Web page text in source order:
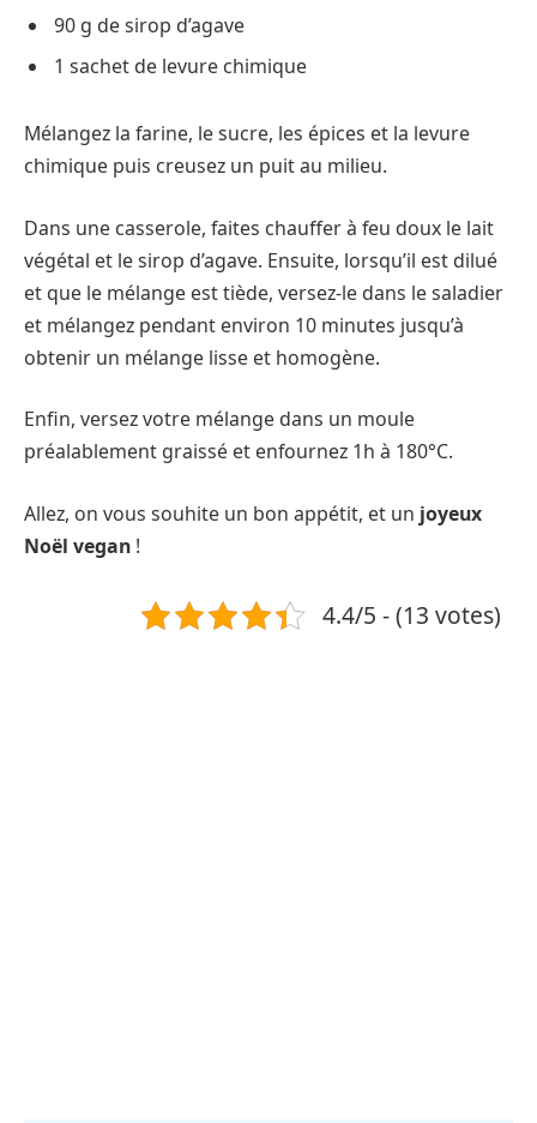
90 g de sirop d’agave
1 sachet de levure chimique
Mélangez la farine, le sucre, les épices et la levure
chimique puis creusez un puit au milieu.
Dans une casserole, faites chauffer à feu doux le lait
végétal et le sirop d’agave. Ensuite, lorsqu’il est dilué
et que le mélange est tiède, versez-le dans le saladier
et mélangez pendant environ 10 minutes jusqu’à
obtenir un mélange lisse et homogène.
Enfin, versez votre mélange dans un moule
préalablement graissé et enfournez 1h à 180°C.
Allez, on vous souhite un bon appétit, et un joyeux
Noël vegan !
4.4/5 - (13 votes)